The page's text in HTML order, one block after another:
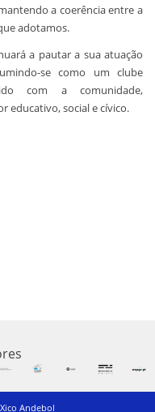
a coerência entre a
adotamos.
a pautar a sua atuação
se como um clube
com a comunidade,
educativo, social e cívico.
Andebol